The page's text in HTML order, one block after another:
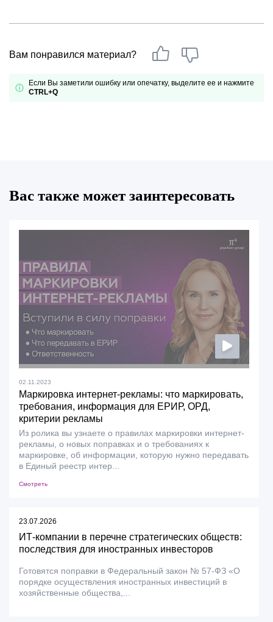
Вам понравился материал?
Если Вы заметили ошибку или опечатку, выделите ее и нажмите
CTRL+Q
Вас также может заинтересовать
02.11.2023
Маркировка интернет-рекламы: что маркировать,
требования, информация для ЕРИР, ОРД,
критерии рекламы
Из ролика вы узнаете о правилах маркировки интернет-
рекламы, о новых поправках и о требованиях к
маркировке, об информации, которую нужно передавать
в Единый реестр интер...
Смотреть
23.07.2026
ИТ-компании в перечне стратегических обществ:
последствия для иностранных инвесторов
Готовятся поправки в Федеральный закон № 57-ФЗ «О
порядке осуществления иностранных инвестиций в
хозяйственные общества,...